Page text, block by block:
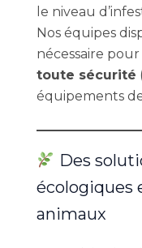
le niveau
Nos équipes
nécessaire
toute sécurité
équipements
Des
écologiques
animaux